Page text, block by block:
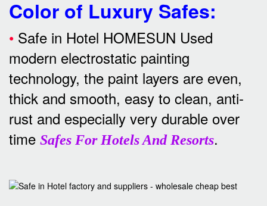
Color of Luxury Safes:
• Safe in Hotel HOMESUN Used
modern electrostatic painting
technology, the paint layers are even,
thick and smooth, easy to clean, anti-
rust and especially very durable over
time Safes For Hotels And Resorts.